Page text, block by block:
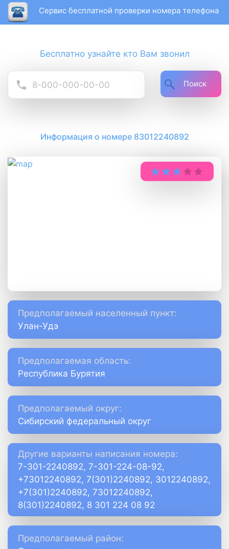
Сервис бесплатной проверки номера телефона
Бесплатно узнайте кто Вам звонил
Поиск
Информация о номере 83012240892
Предполагаемый населенный пункт:
Улан-Удэ
Предполагаемая область:
Республика Бурятия
Предполагаемый округ:
Сибирский федеральный округ
Другие варианты написания номера:
7-301-2240892, 7-301-224-08-92,
+73012240892, 7(301)2240892, 3012240892,
+7(301)2240892, 73012240892,
8(301)2240892, 8 301 224 08 92
Предполагаемый район: